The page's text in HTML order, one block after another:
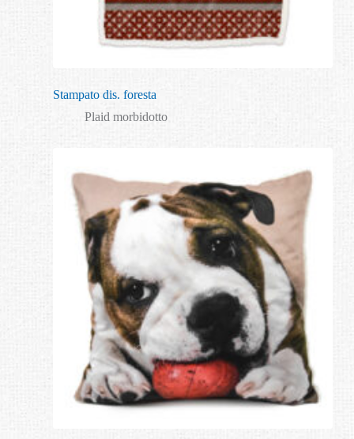
Stampato dis. foresta
Plaid morbidotto